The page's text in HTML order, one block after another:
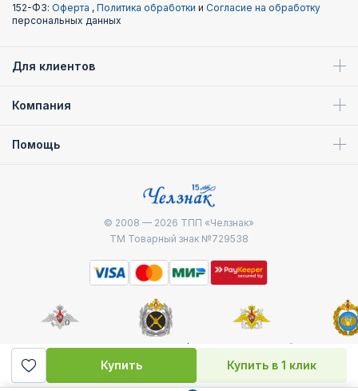
Купить Купить в 1 клик
152-ФЗ: Оферта , Политика обработки и Согласие на обработку
персональных данных
Для клиентов
Компания
Помощь
© 2008 — 2026 ТПП «Челзнак»
ТМ Товарный знак №729538
Министерство
Генштаб ВС РФ
Военно-морской
флот
десантные